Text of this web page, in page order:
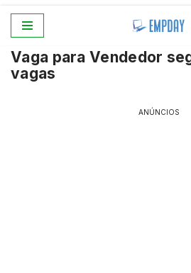
para
o
Vaga para Vendedor
vagas
ANÚNCIOS